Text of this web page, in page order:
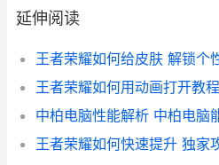
延伸阅读
王者荣耀如何快速提升 独家